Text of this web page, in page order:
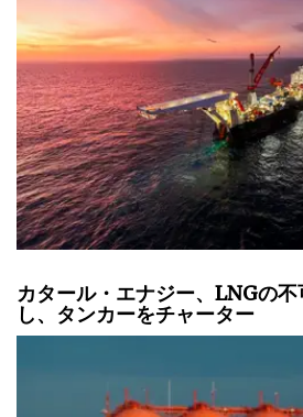
カタール・エナジー、LNGの
し、タンカーをチャーター